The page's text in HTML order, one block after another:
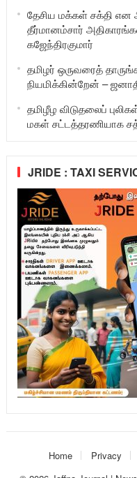
தேசிய மக்கள் சக்தி என
தீர்மானம்சார்
கஜேந்திரகுமார்
தமிழர் ஒருவரைத்
நியமிக்கின்றேன் –
தமிழீழ விடுதலைப்
மகள் சட்டத்தரணியாக
JRIDE : TAXI
Home Privacy